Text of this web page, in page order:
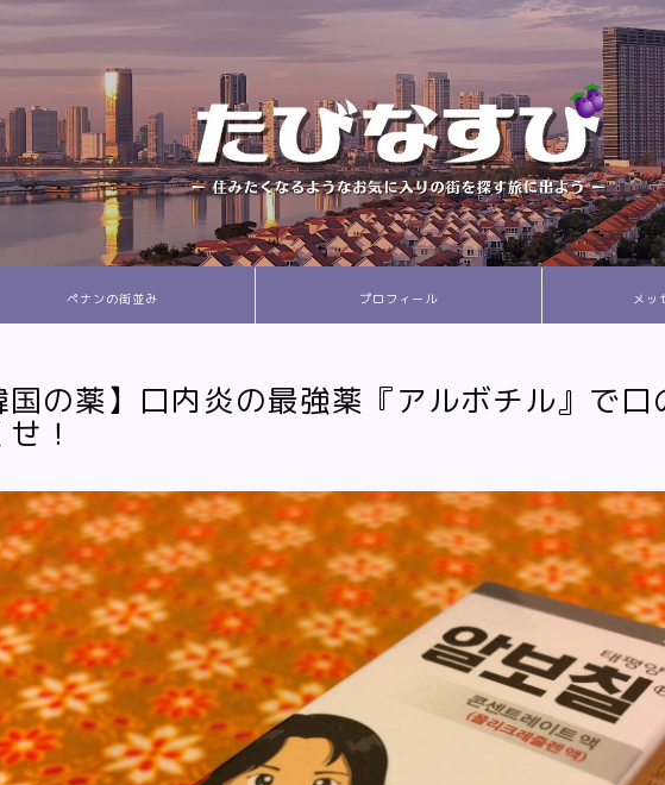
ペナンの街並み プロフィール メッ
国の薬】口内炎の最強薬『アルボチル』で
！